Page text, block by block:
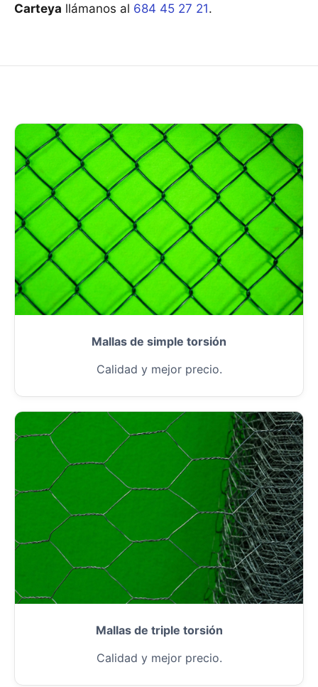
Carteya llámanos al 684 45 27 21.
Mallas de simple torsión
Calidad y mejor precio.
Mallas de triple torsión
Calidad y mejor precio.